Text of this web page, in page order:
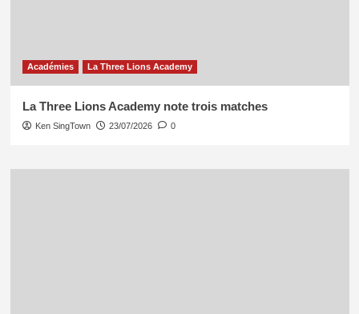
Académies La Three Lions Academy
La Three Lions Academy note trois matches
Ken SingTown 23/07/2026 0